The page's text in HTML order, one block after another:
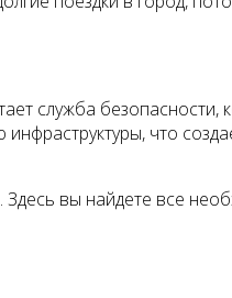
служба безопасности,
что
вы найдете все